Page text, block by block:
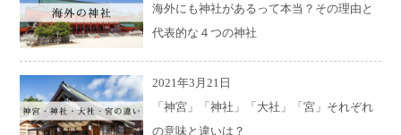
海外にも神社があるって本当？その理由と
代表的な４つの神社
2021年3月21日
「神宮」「神社」「大社」「宮」それぞれ
の意味と違いは？